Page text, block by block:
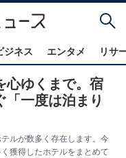
ジネス エンタメ リサ
心ゆくまで。宿
「一度は泊まり
ルが数多く存在します。今
獲得したホテルをまとめて